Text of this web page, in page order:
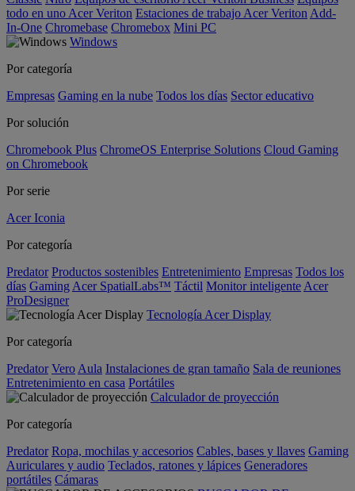
todo en uno Acer Veriton Estaciones de trabajo Acer Veriton Add-
In-One Chromebase Chromebox Mini PC
Windows
Por categoría
Empresas Gaming en la nube Todos los días Sector educativo
Por solución
Chromebook Plus ChromeOS Enterprise Solutions Cloud Gaming
on Chromebook
Por serie
Acer Iconia
Por categoría
Predator Productos sostenibles Entretenimiento Empresas Todos los
días Gaming Acer SpatialLabs™ Táctil Monitor inteligente Acer
ProDesigner
Tecnología Acer Display
Por categoría
Predator Vero Aula Instalaciones de gran tamaño Sala de reuniones
Entretenimiento en casa Portátiles
Calculador de proyección
Por categoría
Predator Ropa, mochilas y accesorios Cables, bases y llaves Gaming
Auriculares y audio Teclados, ratones y lápices Generadores
portátiles Cámaras